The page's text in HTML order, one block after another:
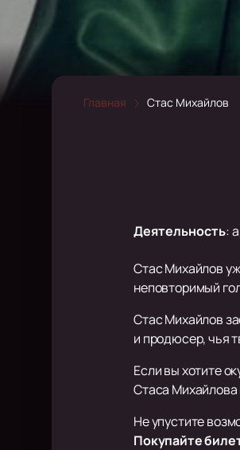
Главная Стас Михайлов
Деятельность:
Стас Михайлов
неповторимый
Стас Михайлов
и продюсер, чья
Если вы хотите
Стаса
Не упустите
Покупайте